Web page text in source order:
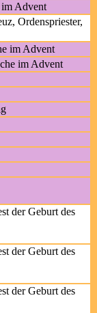
Advent
Ordenspriester,
im Advent
im Advent
der Geburt des
der Geburt des
der Geburt des